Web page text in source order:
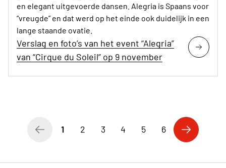
en elegant uitgevoerde dansen. Alegria is Spaans voor
“vreugde” en dat werd op het einde ook duidelijk in een
lange staande ovatie.
Verslag en foto’s van het event “Alegria”
van “Cirque du Soleil” op 9 november
1 2 3 4 5 6